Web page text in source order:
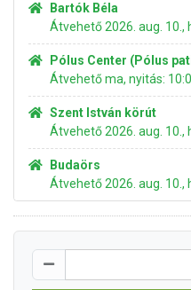
Bartók Béla
Átvehető 2026. aug. 10.,
Pólus Center (Pólus
Átvehető ma, nyitás:
Szent István körút
Átvehető 2026. aug. 10.,
Budaörs
Átvehető 2026. aug. 10.,